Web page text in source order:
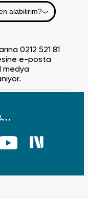
alabilirim?
0212 521 81
e-posta
medya
Fakültesi ve